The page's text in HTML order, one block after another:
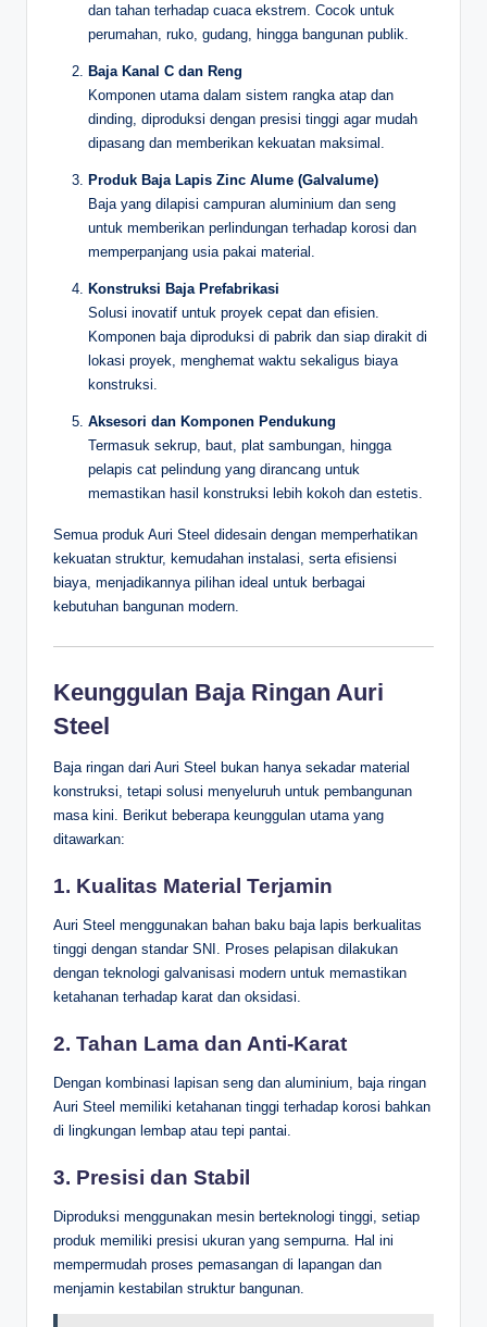
dan tahan terhadap cuaca ekstrem. Cocok untuk
perumahan, ruko, gudang, hingga bangunan publik.
Baja Kanal C dan Reng
Komponen utama dalam sistem rangka atap dan
dinding, diproduksi dengan presisi tinggi agar mudah
dipasang dan memberikan kekuatan maksimal.
Produk Baja Lapis Zinc Alume (Galvalume)
Baja yang dilapisi campuran aluminium dan seng
untuk memberikan perlindungan terhadap korosi dan
memperpanjang usia pakai material.
Konstruksi Baja Prefabrikasi
Solusi inovatif untuk proyek cepat dan efisien.
Komponen baja diproduksi di pabrik dan siap dirakit di
lokasi proyek, menghemat waktu sekaligus biaya
konstruksi.
Aksesori dan Komponen Pendukung
Termasuk sekrup, baut, plat sambungan, hingga
pelapis cat pelindung yang dirancang untuk
memastikan hasil konstruksi lebih kokoh dan estetis.
Semua produk Auri Steel didesain dengan memperhatikan
kekuatan struktur, kemudahan instalasi, serta efisiensi
biaya, menjadikannya pilihan ideal untuk berbagai
kebutuhan bangunan modern.
Keunggulan Baja Ringan Auri
Steel
Baja ringan dari Auri Steel bukan hanya sekadar material
konstruksi, tetapi solusi menyeluruh untuk pembangunan
masa kini. Berikut beberapa keunggulan utama yang
ditawarkan:
1. Kualitas Material Terjamin
Auri Steel menggunakan bahan baku baja lapis berkualitas
tinggi dengan standar SNI. Proses pelapisan dilakukan
dengan teknologi galvanisasi modern untuk memastikan
ketahanan terhadap karat dan oksidasi.
2. Tahan Lama dan Anti-Karat
Dengan kombinasi lapisan seng dan aluminium, baja ringan
Auri Steel memiliki ketahanan tinggi terhadap korosi bahkan
di lingkungan lembap atau tepi pantai.
3. Presisi dan Stabil
Diproduksi menggunakan mesin berteknologi tinggi, setiap
produk memiliki presisi ukuran yang sempurna. Hal ini
mempermudah proses pemasangan di lapangan dan
menjamin kestabilan struktur bangunan.